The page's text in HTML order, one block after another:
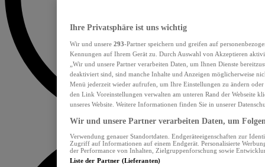
Ihre Privatsphäre ist uns wichtig
Wir und unsere 293-Partner speichern und greifen auf
Kennungen auf Ihrem Gerät zu. Durch Auswahl von Akzeptieren
„Wir und unsere Partner verarbeiten Daten, um Ihnen Dienste
deaktiviert sind, sind manche Inhalte und Anzeigen möglicherweise
Menü jederzeit wieder aufrufen, um Ihre Einstellungen zu ändern
den Link Voreinstellungen verwalten am unteren Rand der Webseite
unseres Website. Weitere Informationen finden Sie in unserer
Wir und unsere Partner verarbeiten Daten, um
Verwendung genauer Standortdaten. Endgeräteeigenschaften zur
Zugriff auf Informationen auf einem Endgerät. Personalisierte
der Performance von Inhalten, Zielgruppenforschung sowie
Liste der Partner (Lieferanten)